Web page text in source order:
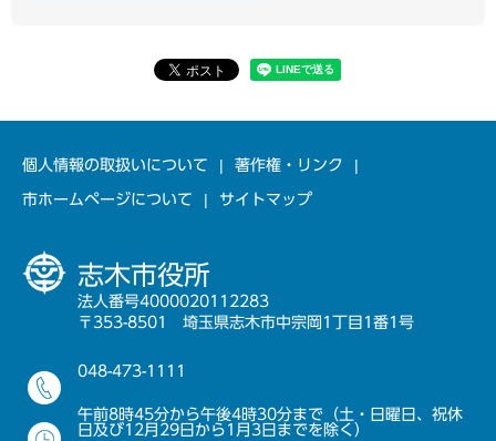
個人情報の取扱いについて 著作権・リンク
市ホームページについて サイトマップ
志木市役所
法人番号4000020112283
〒353-8501 埼玉県志木市中宗岡1丁目1番1号
048-473-1111
午前8時45分から午後4時30分まで（土・日曜日、祝休
日及び12月29日から1月3日までを除く）